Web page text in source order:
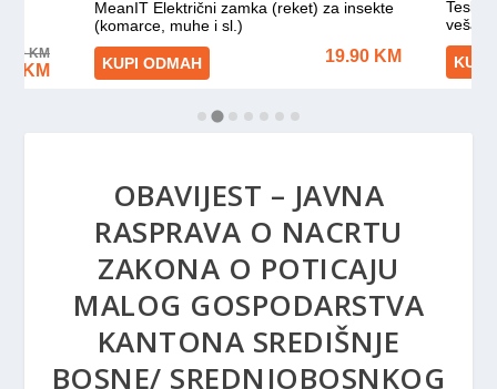
OBAVIJEST – JAVNA
RASPRAVA O NACRTU
ZAKONA O POTICAJU
MALOG GOSPODARSTVA
KANTONA SREDIŠNJE
BOSNE/ SREDNJOBOSNKOG